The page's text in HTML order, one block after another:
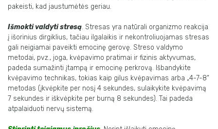
pakeisti, kad jaustumėtės geriau.
Išmokti valdyti stresą. Stresas yra natūrali organizmo reakcija
į išorinius dirgiklius, tačiau ilgalaikis ir nekontroliuojamas stresas
gali neigiamai paveikti emocinę gerovę. Streso valdymo
metodai, pvz., joga, kvėpavimo pratimai ir fizinis aktyvumas,
padeda sumažinti įtampą ir emocinę perkrovą. Išbandykite
kvėpavimo technikas, tokias kaip gilus kvėpavimas arba „4-7-8“
metodas (įkvėpkite per nosį 4 sekundes, sulaikykite kvėpavimą
7 sekundes ir iškvėpkite per burną 8 sekundes). Tai padeda
atpalaiduoti nervų sistemą.